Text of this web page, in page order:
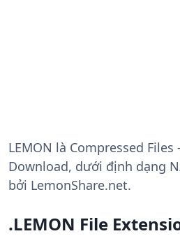
LEMON là Compressed Files
Download, dưới định dạng
bởi LemonShare.net.
.LEMON File